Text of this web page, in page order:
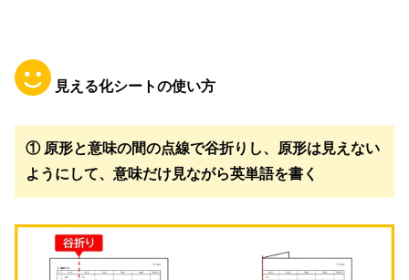
見える化シートの使い方
① 原形と意味の間の点線で谷折りし、原形は見えない
ようにして、意味だけ見ながら英単語を書く